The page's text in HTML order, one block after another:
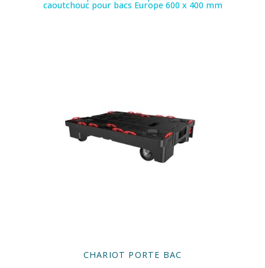
caoutchouc pour bacs Europe 600 x 400 mm
CHARIOT PORTE BAC